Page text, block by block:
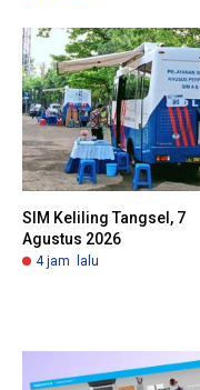
SIM Keliling Tangsel, 7
Agustus 2026
4 jam lalu